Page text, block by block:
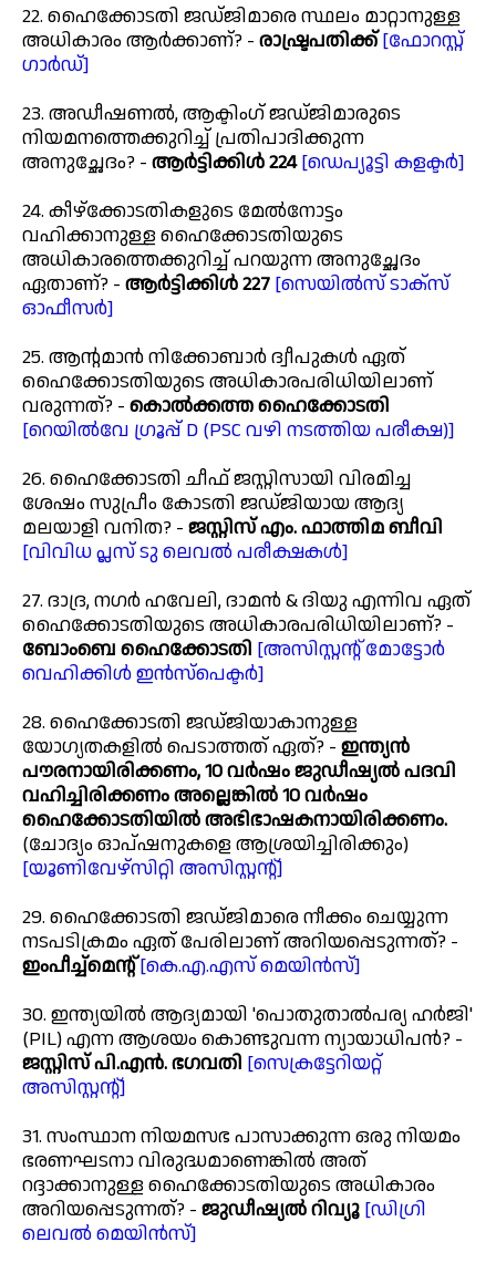
22. ഹൈക്കോടതി ജഡ്ജിമാരെ സ്ഥലം മാറ്റാനുള്ള
അധികാരം ആർക്കാണ്? - രാഷ്ട്രപതിക്ക് [ഫോറസ്റ്റ്
ഗാർഡ്]
23. അഡീഷണൽ, ആക്ടിംഗ് ജഡ്ജിമാരുടെ
നിയമനത്തെക്കുറിച്ച് പ്രതിപാദിക്കുന്ന
അനുച്ഛേദം? - ആർട്ടിക്കിൾ 224 [ഡെപ്യൂട്ടി കളക്ടർ]
24. കീഴ്‌ക്കോടതികളുടെ മേൽനോട്ടം
വഹിക്കാനുള്ള ഹൈക്കോടതിയുടെ
അധികാരത്തെക്കുറിച്ച് പറയുന്ന അനുച്ഛേദം
ഏതാണ്? - ആർട്ടിക്കിൾ 227 [സെയിൽസ് ടാക്സ്
ഓഫീസർ]
25. ആന്റമാൻ നിക്കോബാർ ദ്വീപുകൾ ഏത്
ഹൈക്കോടതിയുടെ അധികാരപരിധിയിലാണ്
വരുന്നത്? - കൊൽക്കത്ത ഹൈക്കോടതി
[റെയിൽവേ ഗ്രൂപ്പ് D (PSC വഴി നടത്തിയ പരീക്ഷ)]
26. ഹൈക്കോടതി ചീഫ് ജസ്റ്റിസായി വിരമിച്ച
ശേഷം സുപ്രീം കോടതി ജഡ്ജിയായ ആദ്യ
മലയാളി വനിത? - ജസ്റ്റിസ് എം. ഫാത്തിമ ബീവി
[വിവിധ പ്ലസ് ടു ലെവൽ പരീക്ഷകൾ]
27. ദാദ്ര, നഗർ ഹവേലി, ദാമൻ & ദിയു എന്നിവ ഏത്
ഹൈക്കോടതിയുടെ അധികാരപരിധിയിലാണ്? -
ബോംബെ ഹൈക്കോടതി [അസിസ്റ്റന്റ് മോട്ടോർ
വെഹിക്കിൾ ഇൻസ്പെക്ടർ]
28. ഹൈക്കോടതി ജഡ്ജിയാകാനുള്ള
യോഗ്യതകളിൽ പെടാത്തത് ഏത്? - ഇന്ത്യൻ
പൗരനായിരിക്കണം, 10 വർഷം ജുഡീഷ്യൽ പദവി
വഹിച്ചിരിക്കണം അല്ലെങ്കിൽ 10 വർഷം
ഹൈക്കോടതിയിൽ അഭിഭാഷകനായിരിക്കണം.
(ചോദ്യം ഓപ്ഷനുകളെ ആശ്രയിച്ചിരിക്കും)
[യൂണിവേഴ്സിറ്റി അസിസ്റ്റന്റ്]
29. ഹൈക്കോടതി ജഡ്ജിമാരെ നീക്കം ചെയ്യുന്ന
നടപടിക്രമം ഏത് പേരിലാണ് അറിയപ്പെടുന്നത്? -
ഇംപീച്ച്മെന്റ്[കെ.എ.എസ് മെയിൻസ്]
30. ഇന്ത്യയിൽ ആദ്യമായി 'പൊതുതാൽപര്യ ഹർജി'
(PIL) എന്ന ആശയം കൊണ്ടുവന്ന ന്യായാധിപൻ? -
ജസ്റ്റിസ് പി.എൻ. ഭഗവതി [സെക്രട്ടേറിയറ്റ്
അസിസ്റ്റന്റ്]
31. സംസ്ഥാന നിയമസഭ പാസാക്കുന്ന ഒരു നിയമം
ഭരണഘടനാ വിരുദ്ധമാണെങ്കിൽ അത്
റദ്ദാക്കാനുള്ള ഹൈക്കോടതിയുടെ അധികാരം
അറിയപ്പെടുന്നത്? - ജുഡീഷ്യൽ റിവ്യൂ [ഡിഗ്രി
ലെവൽ മെയിൻസ്]